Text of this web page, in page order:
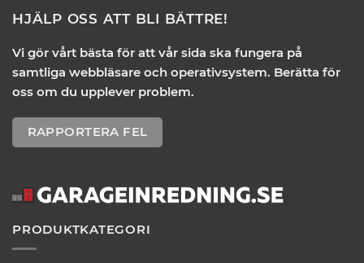
HJÄLP OSS ATT BLI BÄTTRE!
Vi gör vårt bästa för att vår sida ska fungera på
samtliga webbläsare och operativsystem. Berätta för
oss om du upplever problem.
RAPPORTERA FEL
PRODUKTKATEGORI